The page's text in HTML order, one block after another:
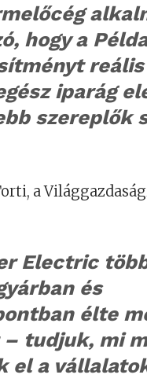
hogy a
iparág
szereplők
a
Electric
és
élte
tudjuk, mi
el a